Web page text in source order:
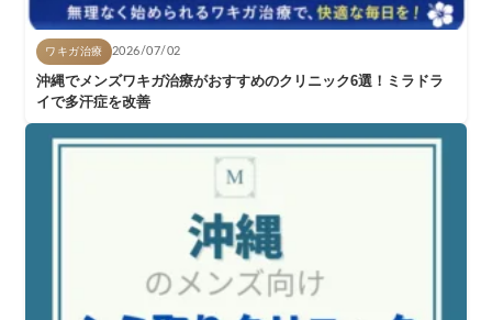
ワキガ治療 2026/07/02
沖縄でメンズワキガ治療がおすすめのクリニック6選！ミラドラ
イで多汗症を改善